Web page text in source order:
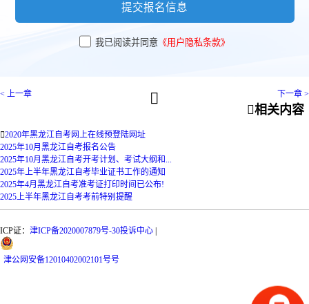
提交报名信息
我已阅读并同意 《用户隐私条款》
< 上一章  下一章 >
相关内容
2020年黑龙江自考网上在线预登陆网址
2025年10月黑龙江自考报名公告
2025年10月黑龙江自考开考计划、考试大纲和...
2025年上半年黑龙江自考毕业证书工作的通知
2025年4月黑龙江自考准考证打印时间已公布!
2025上半年黑龙江自考考前特别提醒
ICP证： 津ICP备2020007879号-30投诉中心
津公网安备12010402002101号号